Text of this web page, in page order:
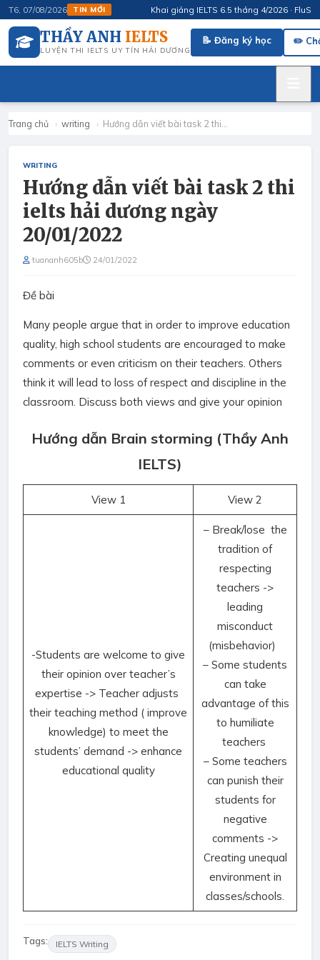
T6, 07/08/2026 TIN MỚI Khai giảng IELTS 6.5 tháng 4/2026 ·
THẦY ANH IELTS
LUYỆN THI IELTS UY TÍN HẢI DƯƠNG
📝 Đăng ký học ✏️
Trang chủ › writing › Hướng dẫn viết bài task 2 thi…
WRITING
Hướng dẫn viết bài task 2 thi
ielts hải dương ngày
20/01/2022
tuananh605b 24/01/2022
Đề bài
Many people argue that in order to improve education
quality, high school students are encouraged to make
comments or even criticism on their teachers. Others
think it will lead to loss of respect and discipline in the
classroom. Discuss both views and give your opinion
Hướng dẫn Brain storming (Thầy Anh
IELTS)
View 1 View 2
-Students are welcome to give
their opinion over teacher’s
expertise -> Teacher adjusts
their teaching method ( improve
knowledge) to meet the
students’ demand -> enhance
educational quality
– Break/lose the
tradition of
respecting
teachers ->
leading
misconduct
(misbehavior)
– Some students
can take
advantage of this
to humiliate
teachers
– Some teachers
can punish their
students for
negative
comments ->
Creating unequal
environment in
classes/schools.
Tags: IELTS Writing